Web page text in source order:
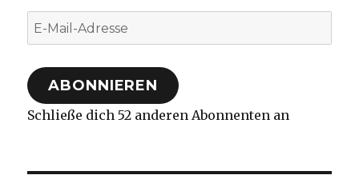
E-
Mail-
Adresse
ABONNIEREN
Schließe dich 52 anderen Abonnenten an